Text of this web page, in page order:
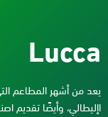
Lucca
يعد من أشهر المطاعم
اإليطالي، وأيضًا تقديم